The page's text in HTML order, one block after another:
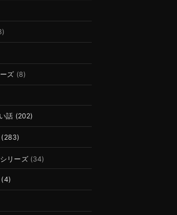
ズ (8)
話 (202)
(283)
リーズ(34)
(4)